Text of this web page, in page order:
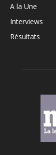
A la Une
Interviews
Résultats